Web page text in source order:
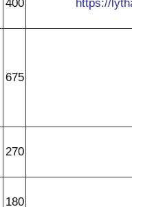
400 https://
675
270
180